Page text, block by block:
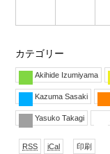
カテゴリー
Akihide Izumiyama
Kazuma Sasaki
Yasuko Takagi
RSS iCal 印刷